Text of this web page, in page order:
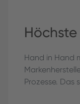
Hand in Hand
Prozesse. Das